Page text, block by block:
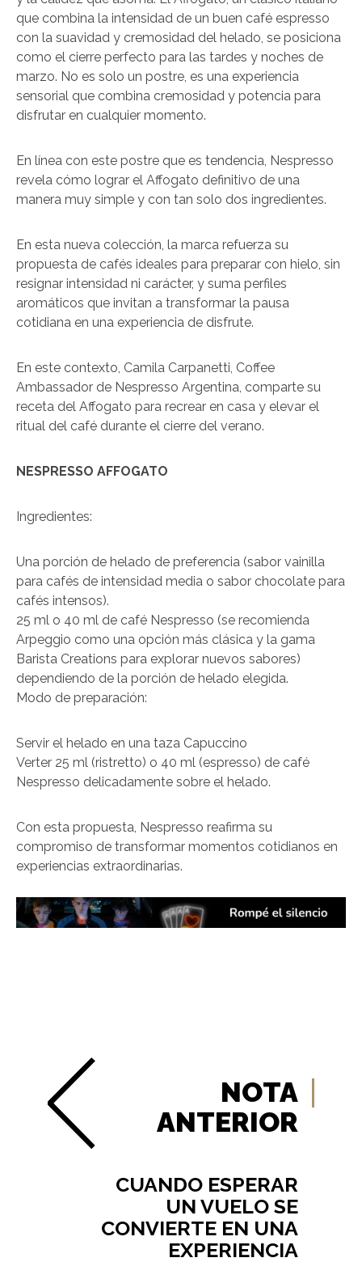
que combina la intensidad de un buen café espresso
con la suavidad y cremosidad del helado, se posiciona
como el cierre perfecto para las tardes y noches de
marzo. No es solo un postre, es una experiencia
sensorial que combina cremosidad y potencia para
disfrutar en cualquier momento.
En línea con este postre que es tendencia, Nespresso
revela cómo lograr el Affogato definitivo de una
manera muy simple y con tan solo dos ingredientes.
En esta nueva colección, la marca refuerza su
propuesta de cafés ideales para preparar con hielo, sin
resignar intensidad ni carácter, y suma perfiles
aromáticos que invitan a transformar la pausa
cotidiana en una experiencia de disfrute.
En este contexto, Camila Carpanetti, Coffee
Ambassador de Nespresso Argentina, comparte su
receta del Affogato para recrear en casa y elevar el
ritual del café durante el cierre del verano.
NESPRESSO AFFOGATO
Ingredientes:
Una porción de helado de preferencia (sabor vainilla
para cafés de intensidad media o sabor chocolate para
cafés intensos).
25 ml o 40 ml de café Nespresso (se recomienda
Arpeggio como una opción más clásica y la gama
Barista Creations para explorar nuevos sabores)
dependiendo de la porción de helado elegida.
Modo de preparación:
Servir el helado en una taza Capuccino
Verter 25 ml (ristretto) o 40 ml (espresso) de café
Nespresso delicadamente sobre el helado.
Con esta propuesta, Nespresso reafirma su
compromiso de transformar momentos cotidianos en
experiencias extraordinarias.
NOTA
ANTERIOR
CUANDO ESPERAR
UN VUELO SE
CONVIERTE EN UNA
EXPERIENCIA